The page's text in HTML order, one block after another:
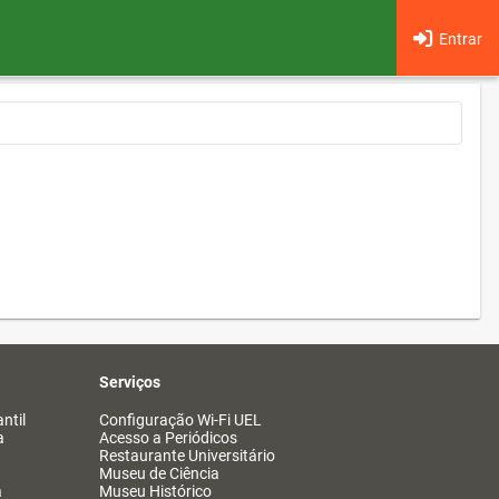
Entrar
Serviços
Configuração Wi-Fi UEL
Acesso a Periódicos
Restaurante Universitário
Museu de Ciência
Museu Histórico